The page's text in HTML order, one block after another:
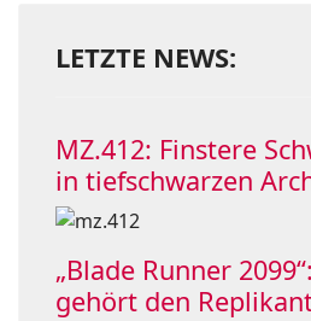
LETZTE NEWS:
MZ.412: Finstere
in tiefschwarzen
„Blade Runner
gehört den